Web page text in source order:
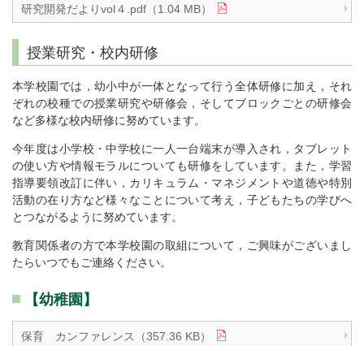
研究開発だよりvol４.pdf（1.04 MB）
授業研究・校内研修
本学校園では，幼小中が一体となって行う全体研修に加え，それ
ぞれの校種での授業研究や研修会，そしてブロックごとの研修会
など多様な校内研修に努めています。
今年度は小学校・中学校に一人一台端末が導入され，タブレット
の使い方や情報モラルについても研修をしています。また，学習
指導要領改訂に伴い，カリキュラム・マネジメントや道徳や特別
活動の在り方など様々なことについて考え，子どもたちの学びへ
とつながるように努めています。
教育関係者の方で本学校園の取組について，ご興味がございまし
たらいつでもご連絡ください。
【幼稚園】
保育 カンファレンス（357.36 KB）